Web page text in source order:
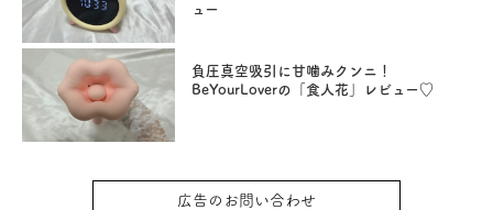
ュー
負圧真空吸引に甘噛みクンニ！
BeYourLoverの「食人花」レビュー♡
広告のお問い合わせ